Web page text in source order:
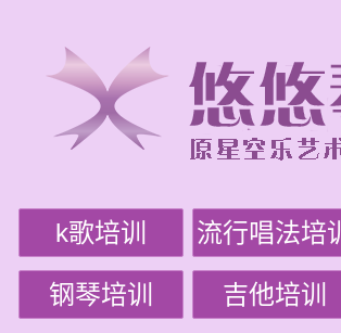
k歌培训 流行唱法培训
钢琴培训 吉他培训